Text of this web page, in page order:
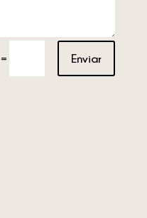
= Enviar